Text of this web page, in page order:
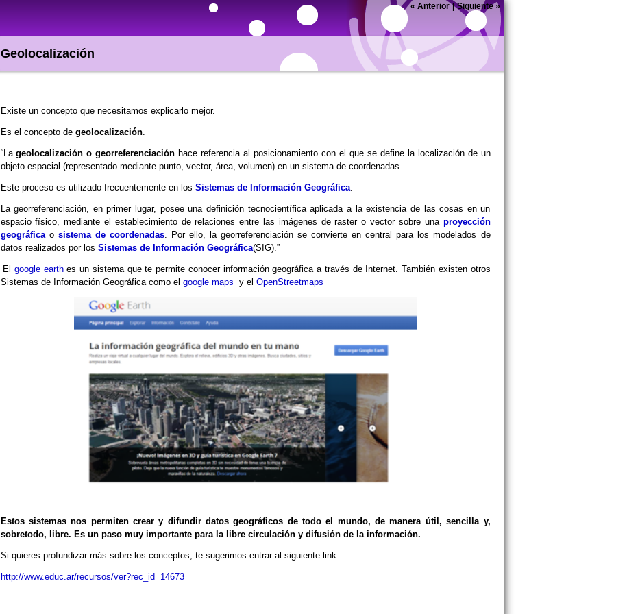
« Anterior|Siguiente»
Geolocalización
Existe un concepto que necesitamos explicarlo mejor.
Es el concepto de geolocalización.
“Lageolocalización o georreferenciación hace referencia al posicionamiento con el que se define la localización de un
objeto espacial (representado mediante punto, vector, área, volumen) en un sistema de coordenadas.
Este proceso es utilizado frecuentemente en los Sistemas de Información Geográfica.
La georreferenciación, en primer lugar, posee una definición tecnocientífica aplicada a la existencia de las cosas en un
espacio físico, mediante el establecimiento de relaciones entre las imágenes de raster o vector sobre una proyección
geográficao sistema de coordenadas. Por ello, la georreferenciación se convierte en central para los modelados de
datos realizados por los Sistemas de Información Geográfica(SIG).”
El google earthes un sistema que te permite conocer información geográfica a través de Internet. También existen otros
Sistemas de Información Geográfica como el google maps y el OpenStreetmaps
Estos sistemas nos permiten crear y difundir datos geográficos de todo el mundo, de manera útil, sencilla y,
sobretodo, libre. Es un paso muy importante para la libre circulación y difusión de la información.
Si quieres profundizar más sobre los conceptos, te sugerimos entrar al siguiente link:
http://www.educ.ar/recursos/ver?rec_id=14673